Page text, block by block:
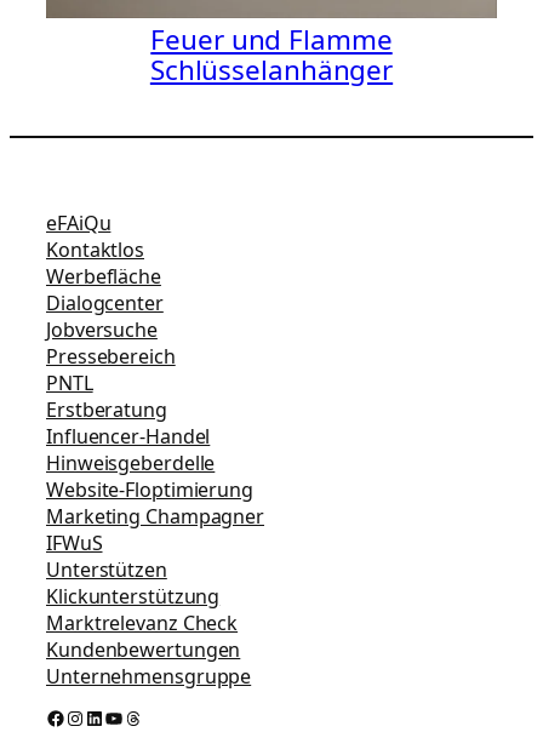
Feuer und Flamme
Schlüsselanhänger
eFAiQu
Kontaktlos
Werbefläche
Dialogcenter
Jobversuche
Pressebereich
PNTL
Erstberatung
Influencer-Handel
Hinweisgeberdelle
Website-Floptimierung
Marketing Champagner
IFWuS
Unterstützen
Klickunterstützung
Marktrelevanz Check
Kundenbewertungen
Unternehmensgruppe
Facebook InstagramLinkedIn YouTube Threads